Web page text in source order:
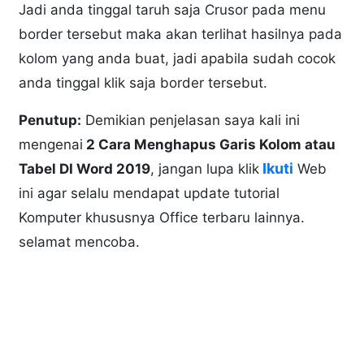
Jadi anda tinggal taruh saja Crusor pada menu
border tersebut maka akan terlihat hasilnya pada
kolom yang anda buat, jadi apabila sudah cocok
anda tinggal klik saja border tersebut.
Penutup: Demikian penjelasan saya kali ini
mengenai 2 Cara Menghapus Garis Kolom atau
Tabel DI Word 2019, jangan lupa klik Ikuti Web
ini agar selalu mendapat update tutorial
Komputer khususnya Office terbaru lainnya.
selamat mencoba.